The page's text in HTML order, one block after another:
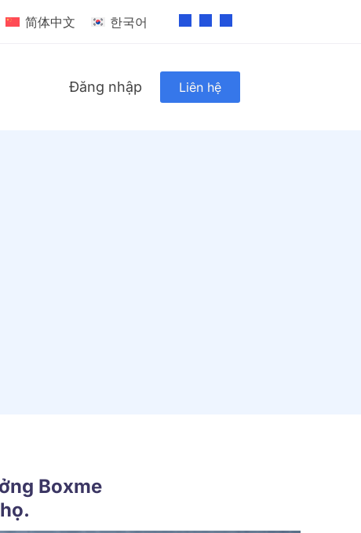
简体中文 한국어
Đăng nhập Liên hệ
Boxme